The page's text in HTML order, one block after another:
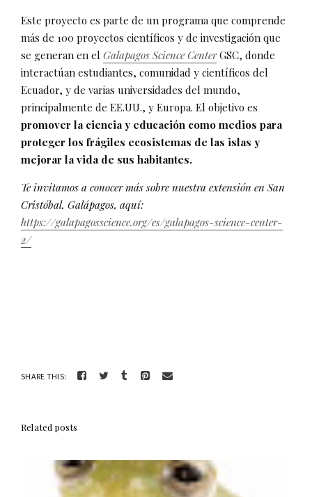
Este proyecto es parte de un programa que comprende
más de 100 proyectos científicos y de investigación que
se generan en el Galapagos Science CenterGSC, donde
interactúan estudiantes, comunidad y científicos del
Ecuador, y de varias universidades del mundo,
principalmente de EE.UU., y Europa. El objetivo es
promover la ciencia y educación como medios para
proteger los frágiles ecosistemas de las islas y
mejorar la vida de sus habitantes.
Te invitamos a conocer más sobre nuestra extensión en San
Cristóbal, Galápagos, aquí:
https://galapagosscience.org/es/galapagos-science-center-
2/
SHARE THIS:
Related posts